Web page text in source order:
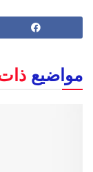
مواضيع